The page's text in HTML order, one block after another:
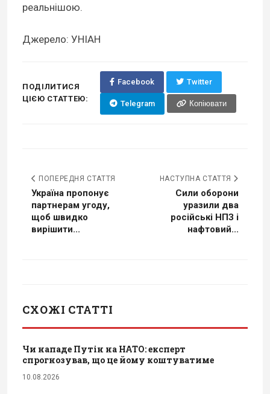
реальнішою.
Джерело: УНІАН
ПОДІЛИТИСЯ
ЦІЄЮ СТАТТЕЮ:
Facebook Twitter
Telegram Копіювати
ПОПЕРЕДНЯ СТАТТЯ
Україна пропонує
партнерам угоду,
щоб швидко
вирішити...
НАСТУПНА СТАТТЯ
Сили оборони
уразили два
російські НПЗ і
нафтовий...
СХОЖІ СТАТТІ
Чи нападе Путін на НАТО: експерт
спрогнозував, що це йому коштуватиме
10.08.2026